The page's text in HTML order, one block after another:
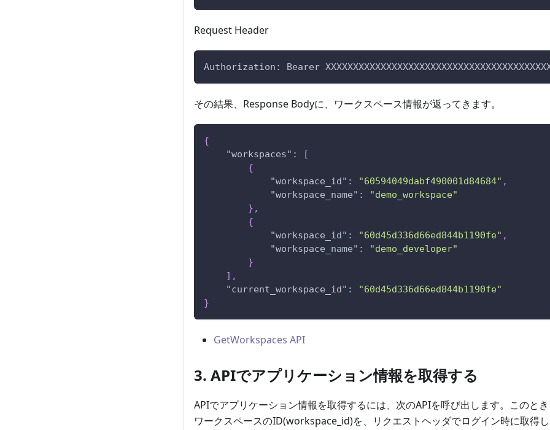
Request Header
Authorization: Bearer
その結果、Response Bodyに、ワークスペース情報が返ってきます。
{
"workspaces" :
[
{
"workspace_id" : "60594049dabf490001d84684" ,
"workspace_name" :
"demo_workspace"
} ,
{
"workspace_id" : "60d45d336d66ed844b1190fe" ,
"workspace_name" :
"demo_developer"
}
] ,
"current_workspace_id" :
"60d45d336d66ed844b1190fe"
}
GetWorkspaces API
3. APIでアプリケーション情報を取得する
APIでアプリケーション情報を取得するには、次のAPIを呼び出します。このと
ワークスペースのID(workspace_id)を、リクエストヘッダでログイン時に取得